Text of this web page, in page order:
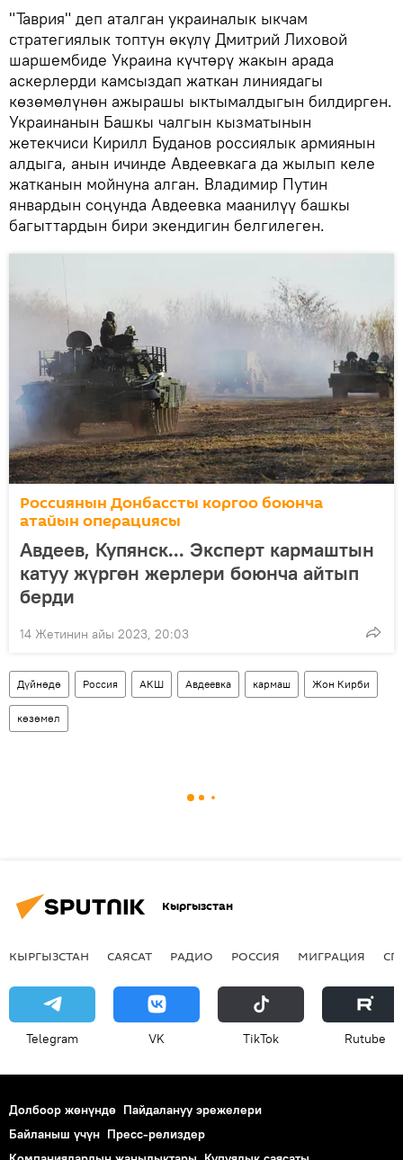
"Таврия" деп аталган украиналык ыкчам
стратегиялык топтун өкүлү Дмитрий Лиховой
шаршембиде Украина күчтөрү жакын арада
аскерлерди камсыздап жаткан линиядагы
көзөмөлүнөн ажырашы ыктымалдыгын билдирген.
Украинанын Башкы чалгын кызматынын
жетекчиси Кирилл Буданов россиялык армиянын
алдыга, анын ичинде Авдеевкага да жылып келе
жатканын мойнуна алган. Владимир Путин
январдын соңунда Авдеевка маанилүү башкы
багыттардын бири экендигин белгилеген.
Россиянын Донбассты коргоо боюнча
атайын операциясы
Авдеев, Купянск... Эксперт кармаштын
катуу жүргөн жерлери боюнча айтып
берди
14 Жетинин айы 2023, 20:03
Дүйнөдө Россия АКШ Авдеевка кармаш Жон Кирби
көзөмөл
Кыргызстан
КЫРГЫЗСТАН САЯСАТ РАДИО РОССИЯ МИГРАЦИЯ
Telegram VK ТikТоk Rutube
Долбоор жөнүндө Пайдалануу эрежелери
Байланыш үчүн Пресс-релиздер